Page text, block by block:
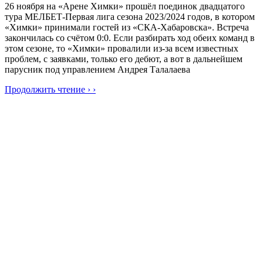
26 ноября на «Арене Химки» прошёл поединок двадцатого
тура МЕЛБЕТ-Первая лига сезона 2023/2024 годов, в котором
«Химки» принимали гостей из «СКА-Хабаровска». Встреча
закончилась со счётом 0:0. Если разбирать ход обеих команд в
этом сезоне, то «Химки» провалили из-за всем известных
проблем, с заявками, только его дебют, а вот в дальнейшем
парусник под управлением Андрея Талалаева
Продолжить чтение › ›